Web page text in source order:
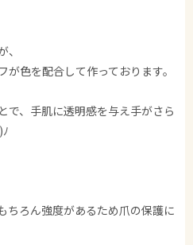
色を配合して作っております。
で、手肌に透明感を与え手がさら
ちろん強度があるため爪の保護に